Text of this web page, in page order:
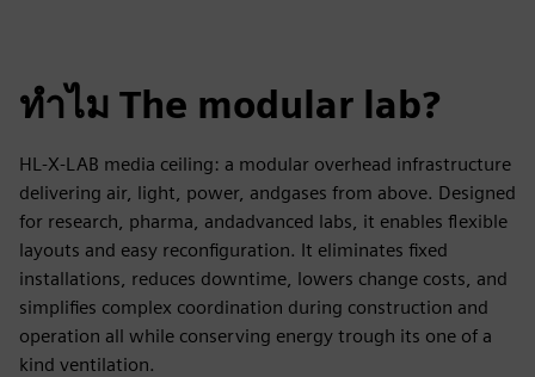
ทำไม The modular lab?
HL‑X‑LAB media ceiling: a modular overhead infrastructure
delivering air, light, power, andgases from above. Designed
for research, pharma, andadvanced labs, it enables flexible
layouts and easy reconfiguration. It eliminates fixed
installations, reduces downtime, lowers change costs, and
simplifies complex coordination during construction and
operation all while conserving energy trough its one of a
kind ventilation.